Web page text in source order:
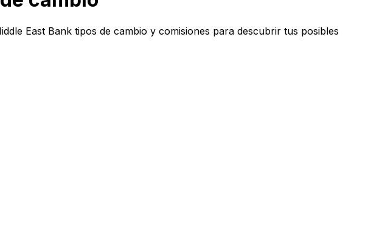
East Bank tipos de cambio y comisiones para descubrir tus posibles